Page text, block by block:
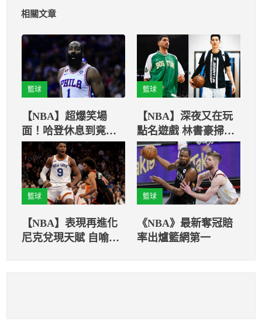
相關文章
籃球
【NBA】超爆笑場
面！哈登休息到竟忘
記上場！
籃球
【NBA】深夜又在玩
點名遊戲 林書豪掃到
颱風尾
籃球
【NBA】表現再進化
尼克兌現天賦 自喻締
籃球
《NBA》最新奪冠賠
率出爐籃網第一